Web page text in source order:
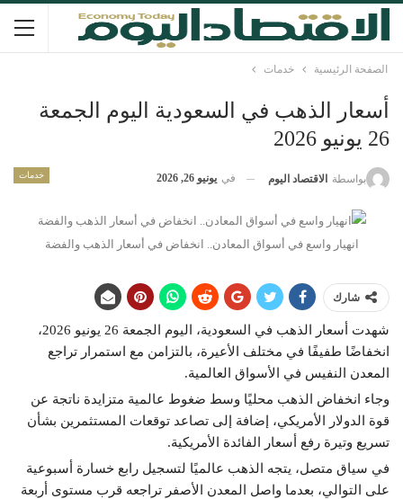
الصفحة الرئيسية خدمات
أسعار الذهب في السعودية اليوم الجمعة
26 يونيو 2026
خدمات بواسطة الاقتصاد اليوم في يونيو 26, 2026
انهيار واسع في أسواق المعادن.. انخفاض في أسعار الذهب والفضة
شارك
شهدت أسعار الذهب في السعودية، اليوم الجمعة 26 يونيو 2026،
انخفاضًا طفيفًا في مختلف الأعيرة، بالتزامن مع استمرار تراجع
المعدن النفيس في الأسواق العالمية.
وجاء انخفاض الذهب محليًا وسط ضغوط عالمية متزايدة ناتجة عن
قوة الدولار الأمريكي، إضافة إلى تصاعد توقعات المستثمرين بشأن
تسريع وتيرة رفع أسعار الفائدة الأمريكية.
في سياق متصل، يتجه الذهب عالميًا لتسجيل رابع خسارة أسبوعية
على التوالي، بعدما واصل المعدن الأصفر تراجعه قرب مستوى أربعة